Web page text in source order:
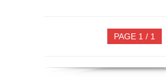
PAGE 1 / 1